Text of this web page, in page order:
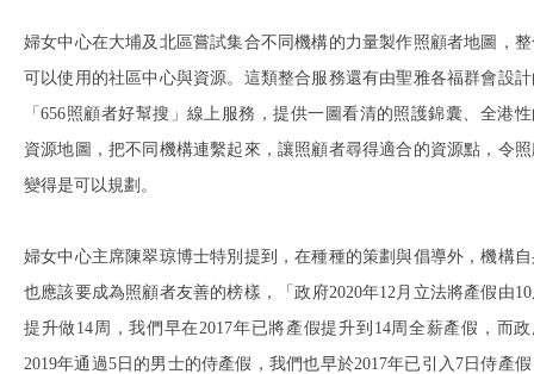
婦女中心在大埔及北區嘗試集合不同機構的力量製作照顧者地圖，
可以使用的社區中心與資源。這類整合服務還有由聖雅各福群會設
「656照顧者好幫搜」線上服務，提供一圖看清的照護錦囊、全港
資源地圖，把不同機構連繫起來，讓照顧者尋得適合的資源點，令
變得是可以規劃。
婦女中心主席陳翠琼博士特別提到，在種種的策劃與倡導外，機構
也應該要成為照顧者友善的榜樣，「政府2020年12月立法將產假由
提升做14周，我們早在2017年已將產假提升到14周全薪產假，而政
2019年通過5日的男士的侍產假，我們也早於2017年已引入7日侍產